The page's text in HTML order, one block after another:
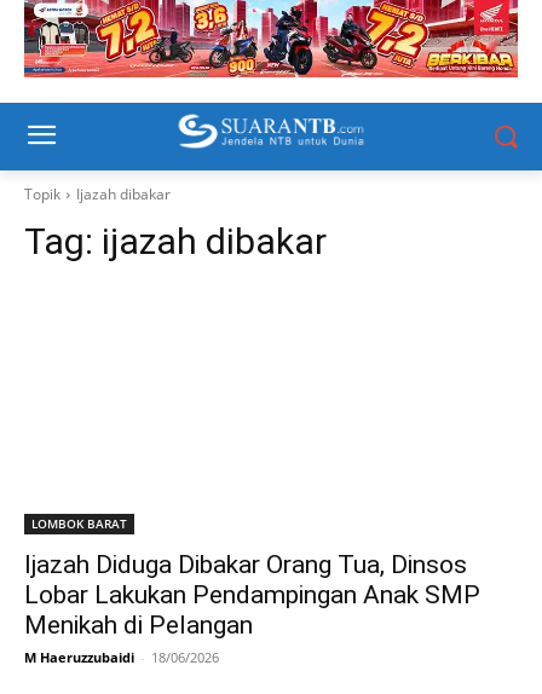
Topik Ijazah dibakar
Tag: ijazah dibakar
LOMBOK BARAT
Ijazah Diduga Dibakar Orang Tua, Dinsos
Lobar Lakukan Pendampingan Anak SMP
Menikah di Pelangan
M Haeruzzubaidi - 18/06/2026